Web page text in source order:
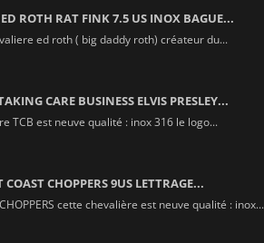
ED ROTH RAT FINK 7.5 US INOX BAGUE...
ed roth ( big daddy roth) créateur du...
CARE BUSINESS ELVIS PRESLEY...
TCB est neuve qualité : inox 316 le logo...
COAST CHOPPERS 9US LETTRAGE...
cette chevalière est neuve qualité : inox...